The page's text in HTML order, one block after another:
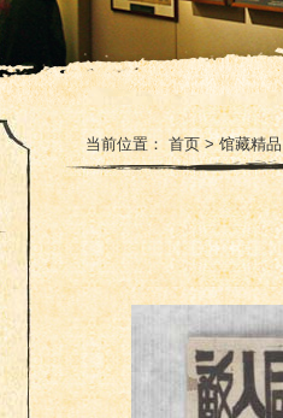
当前位置：首页>馆藏精品